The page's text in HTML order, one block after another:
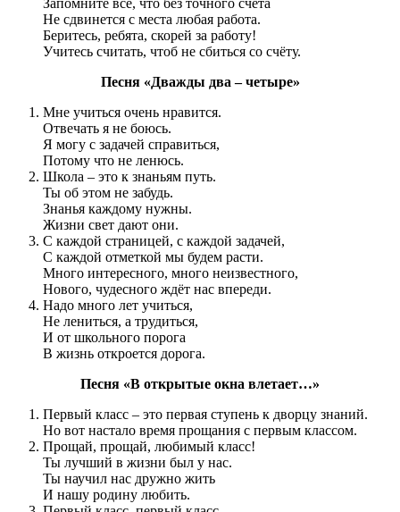
Не сдвинется с места любая работа.
Беритесь, ребята, скорей за работу!
Учитесь считать, чтоб не сбиться со счёту.
Песня «Дважды два – четыре»
Мне учиться очень нравится.
Отвечать я не боюсь.
Я могу с задачей справиться,
Потому что не ленюсь.
Школа – это к знаньям путь.
Ты об этом не забудь.
Знанья каждому нужны.
Жизни свет дают они.
С каждой страницей, с каждой задачей,
С каждой отметкой мы будем расти.
Много интересного, много неизвестного,
Нового, чудесного ждёт нас впереди.
Надо много лет учиться,
Не лениться, а трудиться,
И от школьного порога
В жизнь откроется дорога.
Песня «В открытые окна влетает…»
Первый класс – это первая ступень к дворцу знаний.
Но вот настало время прощания с первым классом.
Прощай, прощай, любимый класс!
Ты лучший в жизни был у нас.
Ты научил нас дружно жить
И нашу родину любить.